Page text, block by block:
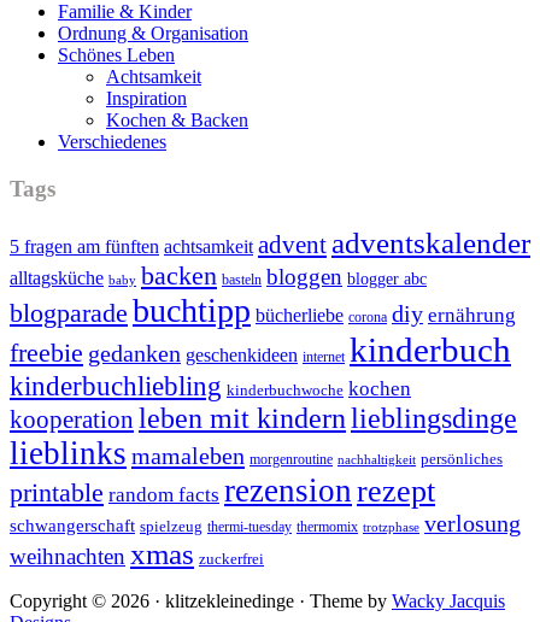
Familie & Kinder
Ordnung & Organisation
Schönes Leben
Achtsamkeit
Inspiration
Kochen & Backen
Verschiedenes
Tags
5 fragen am fünften achtsamkeit advent adventskalender
alltagsküche baby backen basteln bloggen blogger abc
blogparade buchtipp bücherliebe corona diy ernährung
freebie gedanken geschenkideen internet kinderbuch
kinderbuchliebling kinderbuchwoche kochen
kooperation leben mit kindernlieblingsdinge
lieblinks mamaleben morgenroutine nachhaltigkeit persönliches
printable random facts rezension rezept
schwangerschaft spielzeug thermi-tuesday thermomix trotzphase verlosung
weihnachten xmas zuckerfrei
Copyright © 2026 · klitzekleinedinge · Theme by Wacky Jacquis